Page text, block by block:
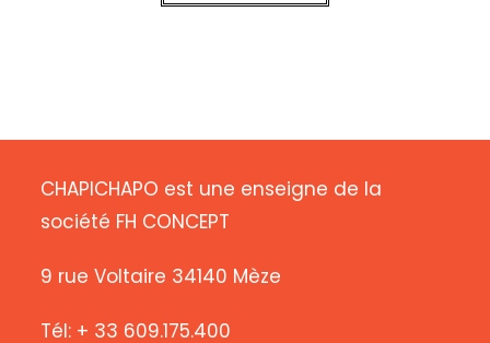
CHAPICHAPO est une enseigne de la
société FH CONCEPT
9 rue Voltaire 34140 Mèze
Tél: + 33 609.175.400